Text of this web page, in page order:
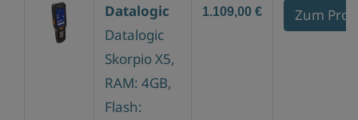
Datalogic
Datalogic
Skorpio X5,
RAM: 4GB,
Flash:
1.109,00 € Zum